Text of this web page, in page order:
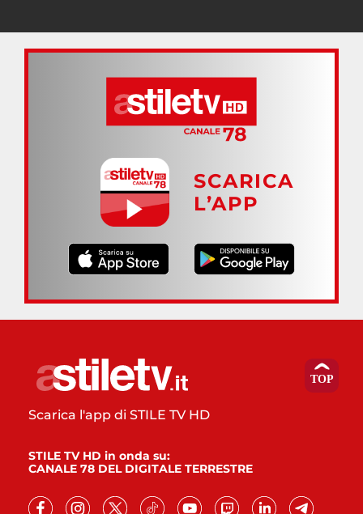
SCARICA
L’APP
Scarica l'app di STILE TV HD
STILE TV HD in onda su:
CANALE 78 DEL DIGITALE TERRESTRE